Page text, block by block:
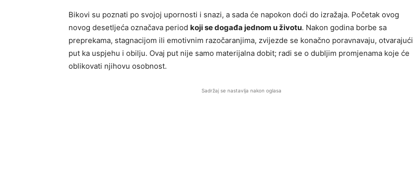
Bikovi su poznati po svojoj upornosti i snazi, a sada će napokon doći do izražaja. Početak ovog
novog desetljeća označava period koji se događa jednom u životu. Nakon godina borbe sa
preprekama, stagnacijom ili emotivnim razočaranjima, zvijezde se konačno poravnavaju, otvarajući
put ka uspjehu i obilju. Ovaj put nije samo materijalna dobit; radi se o dubljim promjenama koje će
oblikovati njihovu osobnost.
Sadržaj se nastavlja nakon oglasa